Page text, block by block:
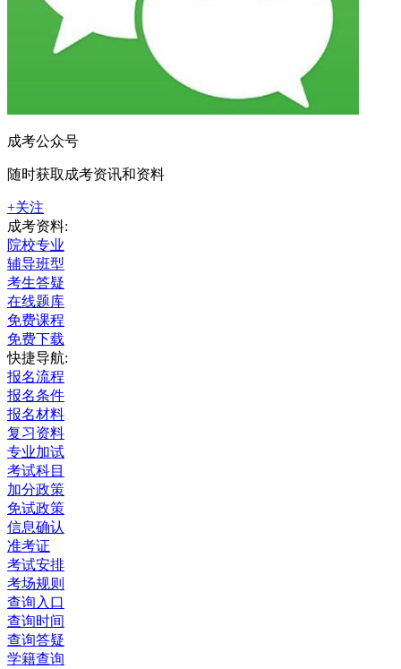
成考公众号
随时获取成考资讯和资料
+关注
成考资料:
院校专业
辅导班型
考生答疑
在线题库
免费课程
免费下载
快捷导航:
报名流程
报名条件
报名材料
复习资料
专业加试
考试科目
加分政策
免试政策
信息确认
准考证
考试安排
考场规则
查询入口
查询时间
查询答疑
学籍查询